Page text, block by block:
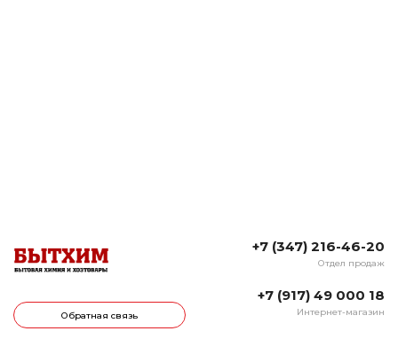
Обратная связь
+7 (347) 216-46-20
Отдел продаж
+7 (917) 49 000 18
Интернет-магазин